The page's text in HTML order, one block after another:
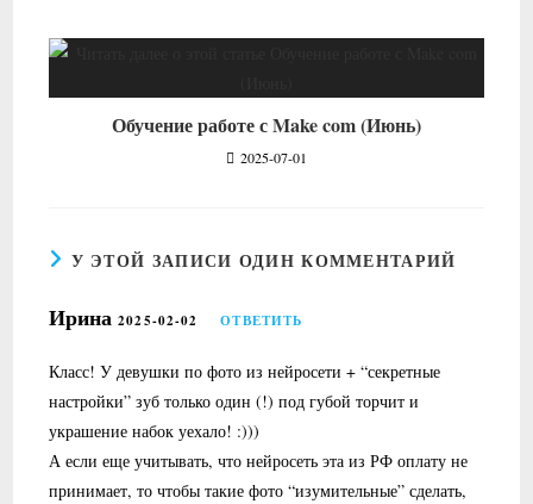
Обучение работе с Make com (Июнь)
2025-07-01
У ЭТОЙ ЗАПИСИ ОДИН КОММЕНТАРИЙ
Ирина2025-02-02 ОТВЕТИТЬ
Класс! У девушки по фото из нейросети + “секретные
настройки” зуб только один (!) под губой торчит и
украшение набок уехало! :)))
А если еще учитывать, что нейросеть эта из РФ оплату не
принимает, то чтобы такие фото “изумительные” сделать,